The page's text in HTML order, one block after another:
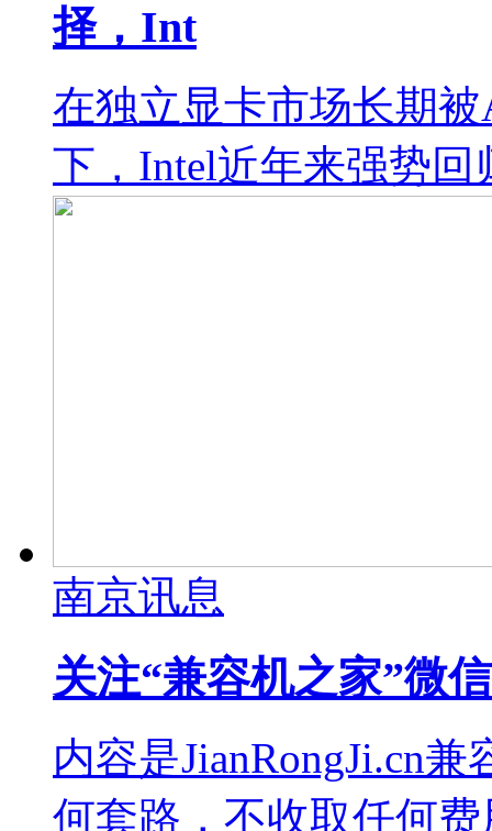
择，Int
在独立显卡市场长期
下，Intel近年来强势
南京讯息
关注“兼容机之家”微
内容是JianRongJi.cn
何套路，不收取任何